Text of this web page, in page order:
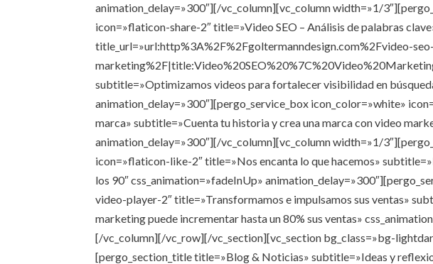
animation_delay=»300″][/vc_column][vc_column width=»1/
icon=»flaticon-share-2″ title=»Video SEO – Análisis de palabras
title_url=»url:http%3A%2F%2Fgoltermanndesign.com%2Fvideo-
subtitle=»Optimizamos videos para fortalecer visibilidad en
animation_delay=»300″][pergo_service_box icon_color=»white»
marca» subtitle=»Cuenta tu historia y crea una marca con video
animation_delay=»300″][/vc_column][vc_column width=»1/
icon=»flaticon-like-2″ title=»Nos encanta lo que hacemos»
los 90″ css_animation=»fadeInUp»
video-player-2″ title=»Transformamos e impulsamos sus ventas»
marketing puede incrementar hasta un 80% sus ventas»
[/vc_column][/vc_row][/vc_section][vc_section bg_class=»bg-
[pergo_section_title title=»Blog & Noticias» subtitle=»Ideas y